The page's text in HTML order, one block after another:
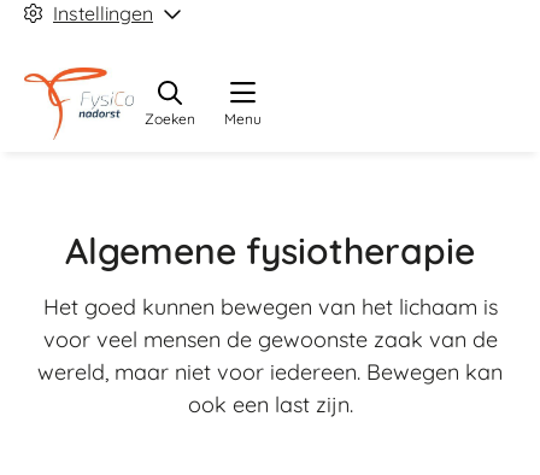
Instellingen
Menu
Zoeken
Algemene fysiotherapie
Het goed kunnen bewegen van het lichaam is
voor veel mensen de gewoonste zaak van de
wereld, maar niet voor iedereen. Bewegen kan
ook een last zijn.